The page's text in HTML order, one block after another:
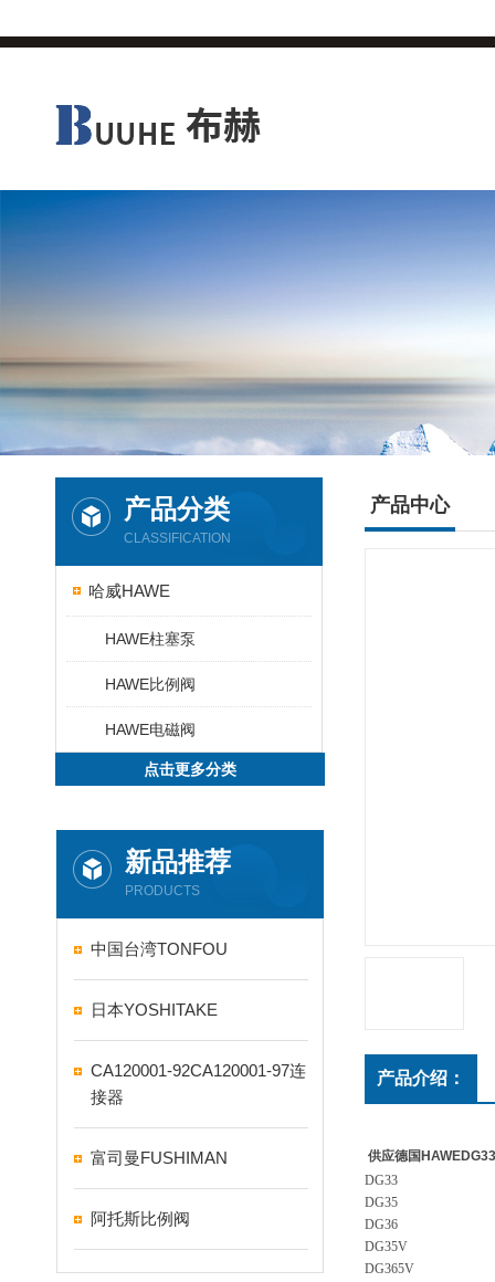
产品分类
CLASSIFICATION
哈威HAWE
HAWE柱塞泵
HAWE比例阀
HAWE电磁阀
点击更多分类
新品推荐
PRODUCTS
中国台湾TONFOU
日本YOSHITAKE
CA120001-92CA120001-97连
接器
富司曼FUSHIMAN
阿托斯比例阀
产品中心
产品介绍：
供应德国
DG33
DG35
DG36
DG35V
DG365V